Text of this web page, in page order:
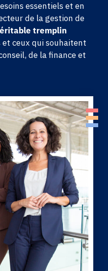
essentiels et en
de la gestion de
tremplin
et ceux qui souhaitent
de la finance et